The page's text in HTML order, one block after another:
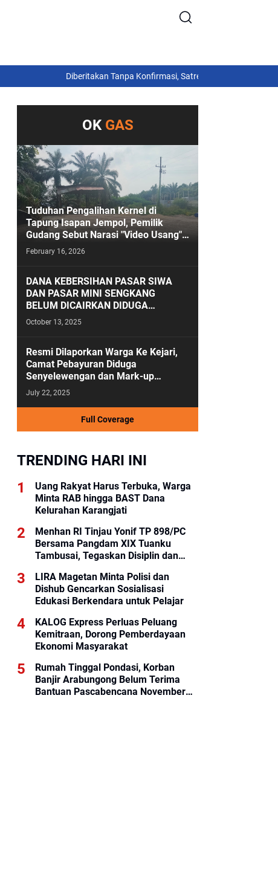
Diberitakan Tanpa Konfirmasi, Satresnarkoba Polres Cimahi
OK GAS
Tuduhan Pengalihan Kernel di
Tapung Isapan Jempol, Pemilik
Gudang Sebut Narasi "Video Usang"
Sengaja Digoreng!
February 16, 2026
DANA KEBERSIHAN PASAR SIWA
DAN PASAR MINI SENGKANG
BELUM DICAIRKAN DIDUGA
ANGGARAN KEBERSIHAN SALAH
October 13, 2025
Resmi Dilaporkan Warga Ke Kejari,
Camat Pebayuran Diduga
Senyelewengan dan Mark-up
Anggaran Tahun 2023-2024
July 22, 2025
Full Coverage
TRENDING HARI INI
Uang Rakyat Harus Terbuka, Warga
Minta RAB hingga BAST Dana
Kelurahan Karangjati
Menhan RI Tinjau Yonif TP 898/PC
Bersama Pangdam XIX Tuanku
Tambusai, Tegaskan Disiplin dan
LIRA Magetan Minta Polisi dan
Dishub Gencarkan Sosialisasi
Edukasi Berkendara untuk Pelajar
KALOG Express Perluas Peluang
Kemitraan, Dorong Pemberdayaan
Ekonomi Masyarakat
Rumah Tinggal Pondasi, Korban
Banjir Arabungong Belum Terima
Bantuan Pascabencana November